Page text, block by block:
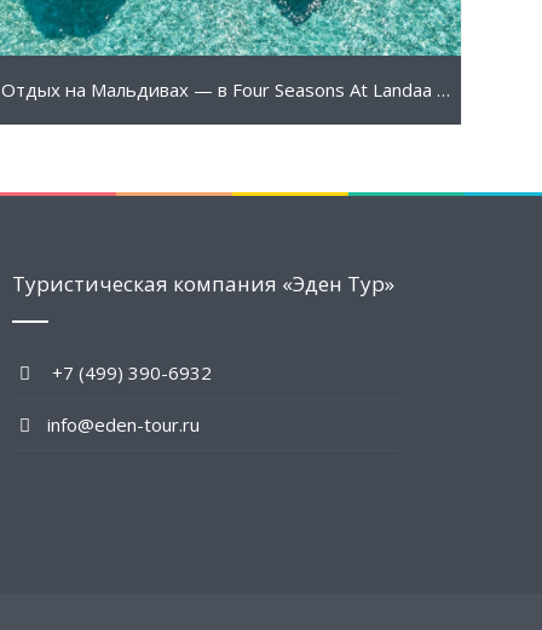
Отдых на Мальдивах — в Four Seasons At Landaa Giravaru 5*
Туристическая компания «Эден Тур»
+7 (499) 390-6932
info@eden-tour.ru